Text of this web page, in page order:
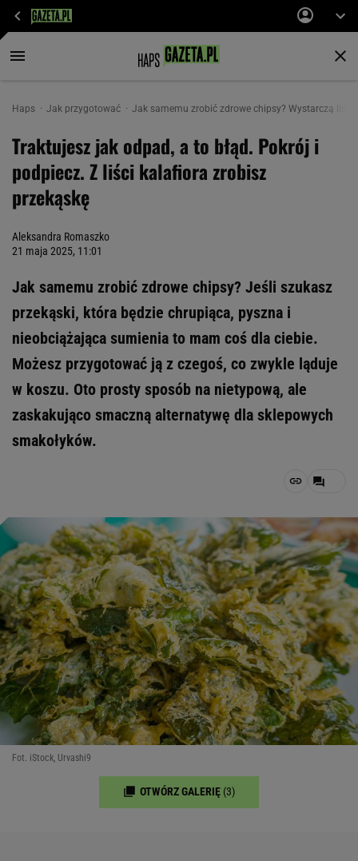
Haps Jak przygotować Jak samemu zrobić zdrowe chipsy? Wystarczą
Traktujesz jak odpad, a to błąd. Pokrój i
podpiecz. Z liści kalafiora zrobisz
przekąskę
Aleksandra Romaszko
21 maja 2025, 11:01
Jak samemu zrobić zdrowe chipsy? Jeśli szukasz
przekąski, która będzie chrupiąca, pyszna i
nieobciążająca sumienia to mam coś dla ciebie.
Możesz przygotować ją z czegoś, co zwykle ląduje
w koszu. Oto prosty sposób na nietypową, ale
zaskakująco smaczną alternatywę dla sklepowych
smakołyków.
Fot. iStock, Urvashi9
OTWÓRZ GALERIĘ (3)